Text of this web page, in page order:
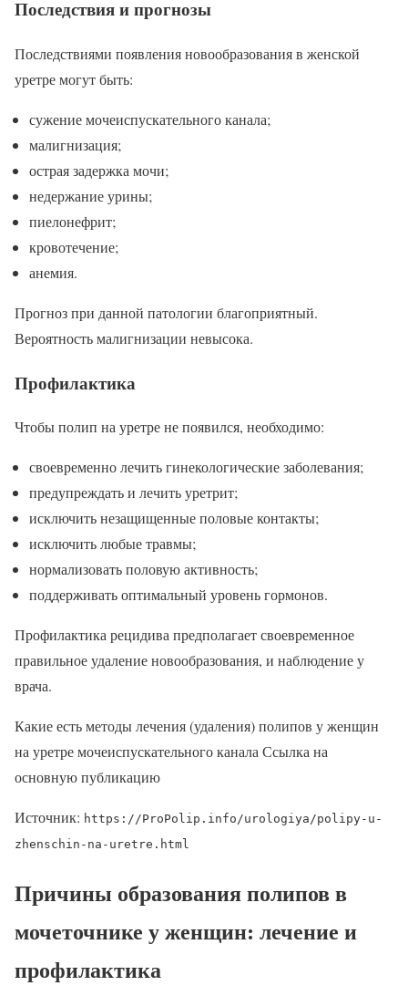
Последствия и прогнозы
Последствиями появления новообразования в женской
уретре могут быть:
сужение мочеиспускательного канала;
малигнизация;
острая задержка мочи;
недержание урины;
пиелонефрит;
кровотечение;
анемия.
Прогноз при данной патологии благоприятный.
Вероятность малигнизации невысока.
Профилактика
Чтобы полип на уретре не появился, необходимо:
своевременно лечить гинекологические заболевания;
предупреждать и лечить уретрит;
исключить незащищенные половые контакты;
исключить любые травмы;
нормализовать половую активность;
поддерживать оптимальный уровень гормонов.
Профилактика рецидива предполагает своевременное
правильное удаление новообразования, и наблюдение у
врача.
Какие есть методы лечения (удаления) полипов у женщин
на уретре мочеиспускательного канала Ссылка на
основную публикацию
Источник: https://ProPolip.info/urologiya/polipy-u-
zhenschin-na-uretre.html
Причины образования полипов в
мочеточнике у женщин: лечение и
профилактика